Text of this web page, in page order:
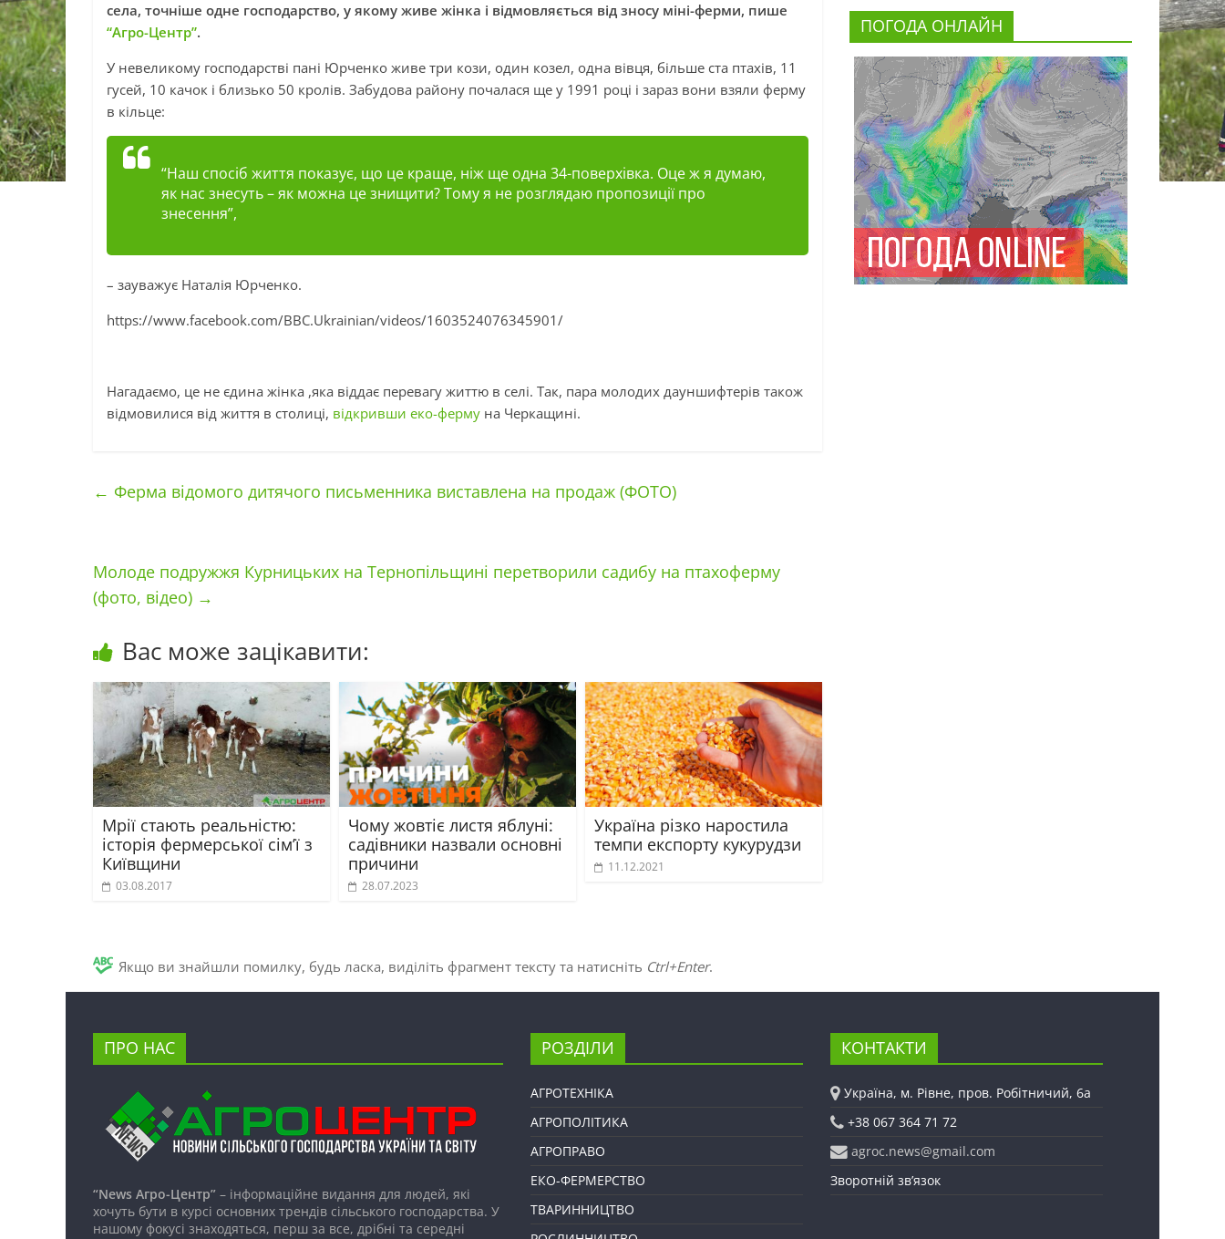
села, точніше одне господарство, у якому живе жінка і відмовляється від зносу міні-ферми, пише
“Агро-Центр”.
У невеликому господарстві пані Юрченко живе три кози, один козел, одна вівця, більше ста птахів, 11
гусей, 10 качок і близько 50 кролів. Забудова району почалася ще у 1991 році і зараз вони взяли ферму
в кільце:
“Наш спосіб життя показує, що це краще, ніж ще одна 34-поверхівка. Оце ж я думаю,
як нас знесуть – як можна це знищити? Тому я не розглядаю пропозиції про
знесення”,
– зауважує Наталія Юрченко.
https://www.facebook.com/BBC.Ukrainian/videos/1603524076345901/
Нагадаємо, це не єдина жінка ,яка віддає перевагу життю в селі. Так, пара молодих дауншифтерів також
відмовилися від життя в столиці, відкривши еко-ферму на Черкащині.
← Ферма відомого дитячого письменника виставлена на продаж (ФОТО)
Молоде подружжя Курницьких на Тернопільщині перетворили садибу на птахоферму
(фото, відео) →
Вас може зацікавити:
Мрії стають реальністю:
історія фермерської сім’ї з
Київщини
03.08.2017
Чому жовтіє листя яблуні:
садівники назвали основні
причини
28.07.2023
Україна різко наростила
темпи експорту кукурудзи
11.12.2021
ПОГОДА ОНЛАЙН
Якщо ви знайшли помилку, будь ласка, виділіть фрагмент тексту та натисніть Ctrl+Enter.
ПРО НАС
“News Агро-Центр” – інформаційне видання для людей, які
хочуть бути в курсі основних трендів сільського господарства. У
нашому фокусі знаходяться, перш за все, дрібні та середні
РОЗДІЛИ
АГРОТЕХНІКА
АГРОПОЛІТИКА
АГРОПРАВО
ЕКО-ФЕРМЕРСТВО
ТВАРИННИЦТВО
КОНТАКТИ
Україна, м. Рівне, пров. Робітничий, 6а
+38 067 364 71 72
agroc.news@gmail.com
Зворотній зв’язок